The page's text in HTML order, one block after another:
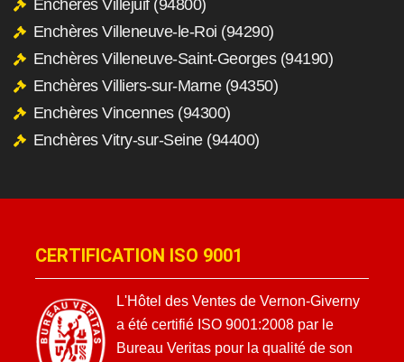
Enchères Villejuif (94800)
Enchères Villeneuve-le-Roi (94290)
Enchères Villeneuve-Saint-Georges (94190)
Enchères Villiers-sur-Marne (94350)
Enchères Vincennes (94300)
Enchères Vitry-sur-Seine (94400)
CERTIFICATION ISO 9001
L'Hôtel des Ventes de Vernon-Giverny
a été certifié ISO 9001:2008 par le
Bureau Veritas pour la qualité de son